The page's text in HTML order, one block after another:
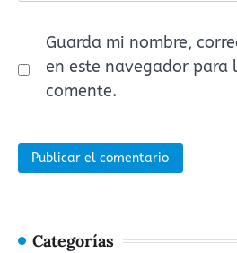
Guarda mi nombre,
en este navegador para
comente.
Categorías